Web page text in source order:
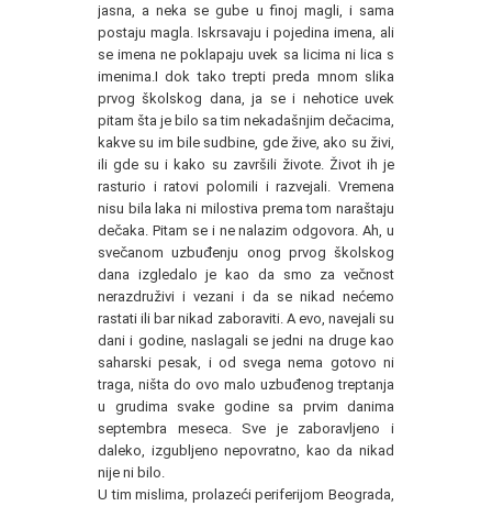
jasna, a neka se gube u finoj magli, i sama
postaju magla. Iskrsavaju i pojedina imena, ali
se imena ne poklapaju uvek sa licima ni lica s
imenima.I dok tako trepti preda mnom slika
prvog školskog dana, ja se i nehotice uvek
pitam šta je bilo sa tim nekadašnjim dečacima,
kakve su im bile sudbine, gde žive, ako su živi,
ili gde su i kako su završili živote. Život ih je
rasturio i ratovi polomili i razvejali. Vremena
nisu bila laka ni milostiva prema tom naraštaju
dečaka. Pitam se i ne nalazim odgovora. Ah, u
svečanom uzbuđenju onog prvog školskog
dana izgledalo je kao da smo za večnost
nerazdruživi i vezani i da se nikad nećemo
rastati ili bar nikad zaboraviti. A evo, navejali su
dani i godine, naslagali se jedni na druge kao
saharski pesak, i od svega nema gotovo ni
traga, ništa do ovo malo uzbuđenog treptanja
u grudima svake godine sa prvim danima
septembra meseca. Sve je zaboravljeno i
daleko, izgubljeno nepovratno, kao da nikad
nije ni bilo.
U tim mislima, prolazeći periferijom Beograda,